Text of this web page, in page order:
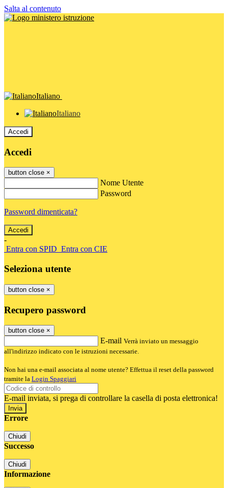
Salta al contenuto
Italiano
Italiano
Accedi
Accedi
button close ×
Nome Utente
Password
Password dimenticata?
-
Entra con SPID Entra con CIE
Seleziona utente
button close ×
Recupero password
button close ×
E-mail Verrà inviato un messaggio
all'indirizzo indicato con le istruzioni necessarie.
Non hai una e-mail associata al nome utente? Effettua il reset della password
tramite la Login Spaggiari
E-mail inviata, si prega di controllare la casella di posta elettronica!
Errore
Chiudi
Successo
Chiudi
Informazione